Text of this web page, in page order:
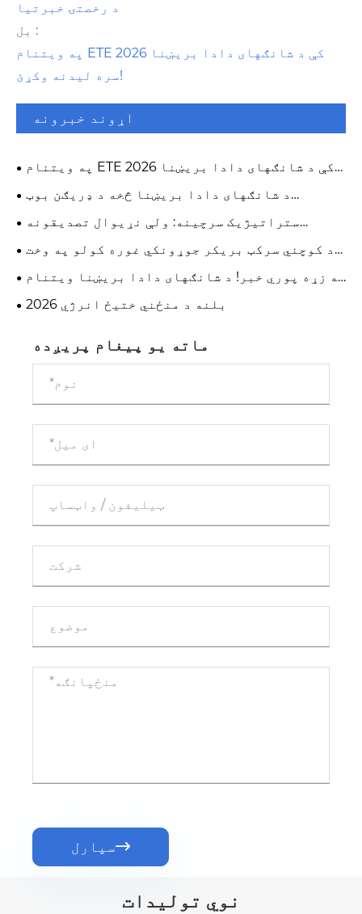
د رخصتۍ خبرتیا
بل :
په ویتنام ETE 2026 کې د شانګهای دادا بریښنا
سره لیدنه وکړئ!
اړوند خبرونه
په ویتنام ETE 2026 کې د شانګهای دادا بریښنا
د شانګهای دادا بریښنا څخه د ډریګن بوټ
ستراتیژیک سرچینه: ولې نړیوال تصدیقونه
لپاره مهم دي
د کوچني سرکټ بریکر جوړونکي غوره کولو په وخت
په زړه پوري خبر! د شانګهای دادا بریښنا ویتنام
بلنه د منځني ختیځ انرژي 2026
ماته یو پیغام پریږده
سپارل
نوي تولیدات